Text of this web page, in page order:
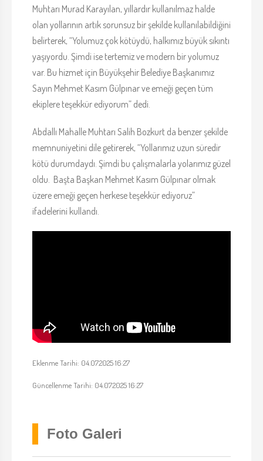
Muhtarı Murad Karayılan, yıllardır kullanılmaz halde
olan yollarının artık sorunsuz bir şekilde kullanılabildiğini
belirterek, “Yolumuz çok kötüydü, halkımız büyük sıkıntı
yaşıyordu. Şimdi ise tertemiz ve modern bir yolumuz
var. Bu hizmet için Büyükşehir Belediye Başkanımız
Sayın Mehmet Kasım Gülpınar ve emeği geçen tüm
ekiplere teşekkür ediyorum” dedi.
Abdallı Mahalle Muhtarı Salih Bozkurt da benzer şekilde
memnuniyetini dile getirerek, “Yollarımız uzun süredir
kötü durumdaydı. Şimdi bu çalışmalarla yolarımız güzel
oldu. Başta Başkan Mehmet Kasım Gülpınar olmak
üzere emeği geçen herkese teşekkür ediyoruz”
ifadelerini kullandı.
Eklenme Tarihi: 04.07.2025 16:27
Güncellenme Tarihi: 04.07.2025 16:27
Foto Galeri